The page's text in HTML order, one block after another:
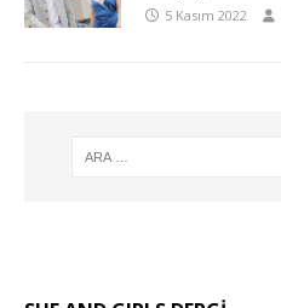
5 Kasım 2022